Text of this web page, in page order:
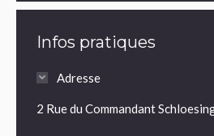
Infos pratiques
Adresse
2 Rue du Commandant